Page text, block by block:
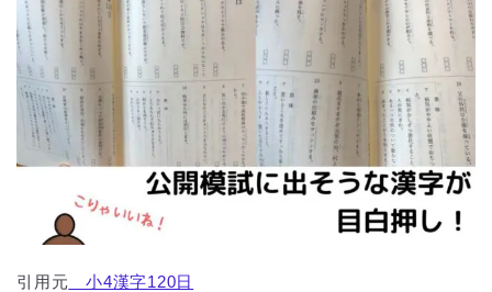
引用元 小4漢字120日